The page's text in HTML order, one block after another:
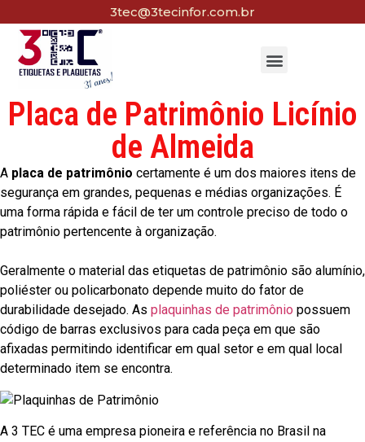
3tec@3tecinfor.com.br
Placa de Patrimônio Licínio
de Almeida
A placa de patrimônio certamente é um dos maiores itens de
segurança em grandes, pequenas e médias organizações. É
uma forma rápida e fácil de ter um controle preciso de todo o
patrimônio pertencente à organização.
Geralmente o material das etiquetas de patrimônio são alumínio,
poliéster ou policarbonato depende muito do fator de
durabilidade desejado. As plaquinhas de patrimônio possuem
código de barras exclusivos para cada peça em que são
afixadas permitindo identificar em qual setor e em qual local
determinado item se encontra.
A 3 TEC é uma empresa pioneira e referência no Brasil na